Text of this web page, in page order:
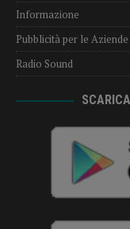
Informazione
Pubblicità per le Aziende
Radio Sound